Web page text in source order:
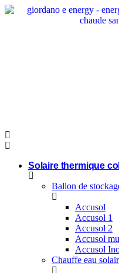
Aller
Solaire thermique
Ballon de
Accusol
Accusol 1
Accusol 2
Accusol
Accusol
Chauffe eau